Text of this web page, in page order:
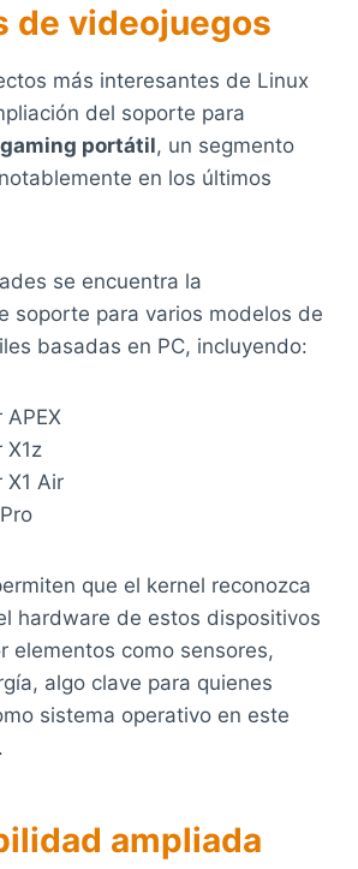
de videojuegos
más interesantes de Linux
del soporte para
gaming portátil, un segmento
en los últimos
se encuentra la
soporte para varios modelos de
basadas en PC, incluyendo:
APEX
X1z
X1 Air
que el kernel reconozca
hardware de estos dispositivos
elementos como sensores,
algo clave para quienes
sistema operativo en este
ampliada